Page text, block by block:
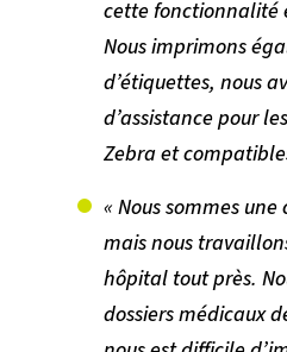
cette fonctionnalité
Nous imprimons
d’étiquettes, nous
d’assistance pour
Zebra et
« Nous sommes
mais nous
hôpital tout près.
dossiers médicaux